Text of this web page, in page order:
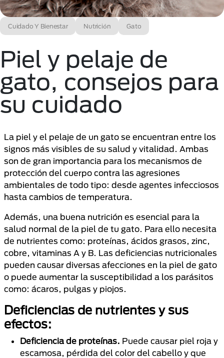
Cuidado Y Bienestar Nutrición Gato
Piel y pelaje de
gato, consejos para
su cuidado
La piel y el pelaje de un gato se encuentran entre los
signos más visibles de su salud y vitalidad. Ambas
son de gran importancia para los mecanismos de
protección del cuerpo contra las agresiones
ambientales de todo tipo: desde agentes infecciosos
hasta cambios de temperatura.
Además, una buena nutrición es esencial para la
salud normal de la piel de tu gato. Para ello necesita
de nutrientes como: proteínas, ácidos grasos, zinc,
cobre, vitaminas A y B. Las deficiencias nutricionales
pueden causar diversas afecciones en la piel de gato
o puede aumentar la susceptibilidad a los parásitos
como: ácaros, pulgas y piojos.
Deficiencias de nutrientes y sus
efectos:
Deficiencia de proteínas. Puede causar piel roja y
escamosa, pérdida del color del cabello y que